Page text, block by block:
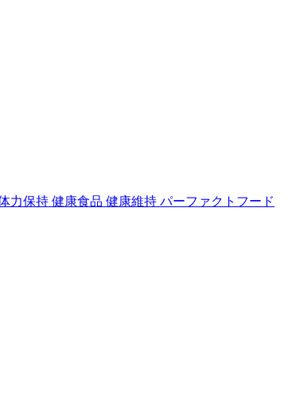
力保持 健康食品 健康維持 パーファクトフード